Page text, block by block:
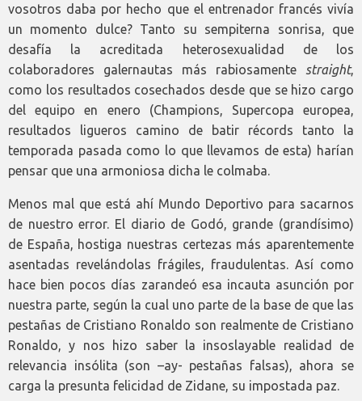
vosotros daba por hecho que el entrenador francés vivía
un momento dulce? Tanto su sempiterna sonrisa, que
desafía la acreditada heterosexualidad de los
colaboradores galernautas más rabiosamente straight,
como los resultados cosechados desde que se hizo cargo
del equipo en enero (Champions, Supercopa europea,
resultados ligueros camino de batir récords tanto la
temporada pasada como lo que llevamos de esta) harían
pensar que una armoniosa dicha le colmaba.
Menos mal que está ahí Mundo Deportivo para sacarnos
de nuestro error. El diario de Godó, grande (grandísimo)
de España, hostiga nuestras certezas más aparentemente
asentadas revelándolas frágiles, fraudulentas. Así como
hace bien pocos días zarandeó esa incauta asunción por
nuestra parte, según la cual uno parte de la base de que las
pestañas de Cristiano Ronaldo son realmente de Cristiano
Ronaldo, y nos hizo saber la insoslayable realidad de
relevancia insólita (son –ay- pestañas falsas), ahora se
carga la presunta felicidad de Zidane, su impostada paz.